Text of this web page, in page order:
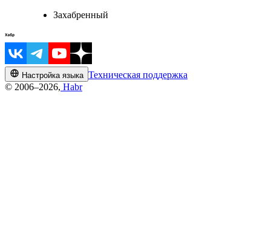
Захабренный
Настройка языка Техническая поддержка
© 2006–2026, Habr